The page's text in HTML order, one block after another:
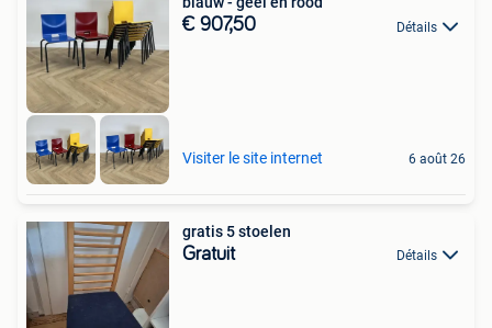
€ 907,50 Détails
Visiter le site internet 6 août 26
gratis 5 stoelen
Gratuit Détails